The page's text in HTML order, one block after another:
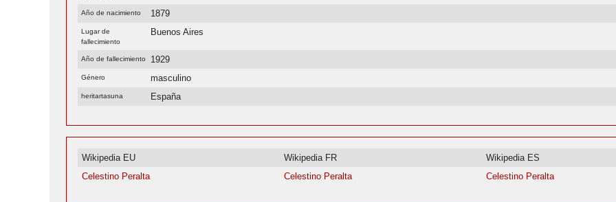
Año de nacimiento 1879
Lugar de
fallecimiento
Buenos Aires
Año de fallecimiento 1929
Género masculino
heritartasuna España
Wikipedia EU Wikipedia FR
Wikipedia ES
Celestino Peralta
Celestino Peralta Celestino Peralta